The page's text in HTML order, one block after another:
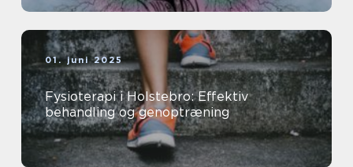
01. juni 2025
Fysioterapi i Holstebro: Effektiv
behandling og genoptræning